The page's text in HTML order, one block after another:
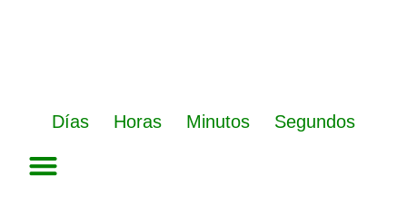
Días Horas Minutos Segundos